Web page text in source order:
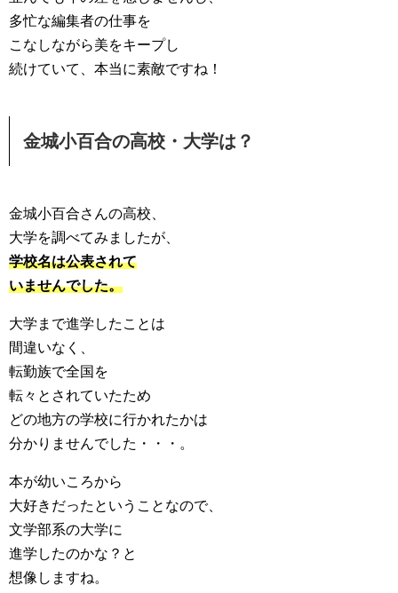
多忙な編集者の仕事を
こなしながら美をキープし
続けていて、本当に素敵ですね！
金城小百合の高校・大学は？
金城小百合さんの高校、
大学を調べてみましたが、
学校名は公表されて
いませんでした。
大学まで進学したことは
間違いなく、
転勤族で全国を
転々とされていたため
どの地方の学校に行かれたかは
分かりませんでした・・・。
本が幼いころから
大好きだったということなので、
文学部系の大学に
進学したのかな？と
想像しますね。